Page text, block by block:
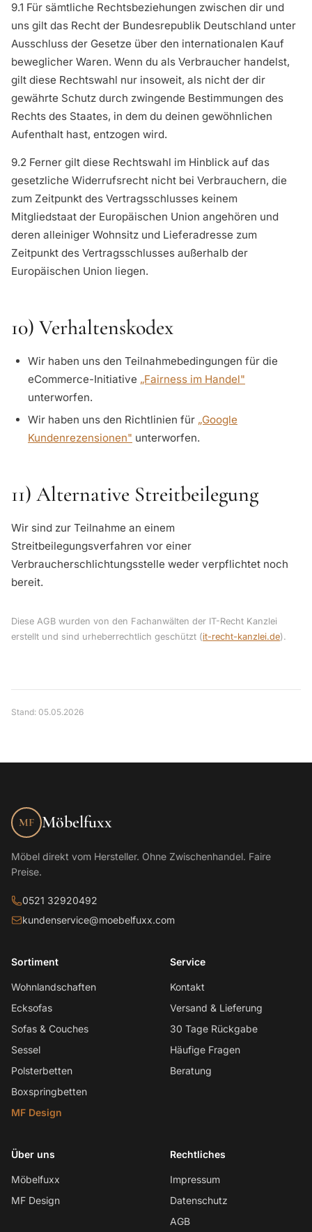
9.1 Für sämtliche Rechtsbeziehungen zwischen dir und
uns gilt das Recht der Bundesrepublik Deutschland unter
Ausschluss der Gesetze über den internationalen Kauf
beweglicher Waren. Wenn du als Verbraucher handelst,
gilt diese Rechtswahl nur insoweit, als nicht der dir
gewährte Schutz durch zwingende Bestimmungen des
Rechts des Staates, in dem du deinen gewöhnlichen
Aufenthalt hast, entzogen wird.
9.2 Ferner gilt diese Rechtswahl im Hinblick auf das
gesetzliche Widerrufsrecht nicht bei Verbrauchern, die
zum Zeitpunkt des Vertragsschlusses keinem
Mitgliedstaat der Europäischen Union angehören und
deren alleiniger Wohnsitz und Lieferadresse zum
Zeitpunkt des Vertragsschlusses außerhalb der
Europäischen Union liegen.
10) Verhaltenskodex
Wir haben uns den Teilnahmebedingungen für die
eCommerce-Initiative „Fairness im Handel"
unterworfen.
Wir haben uns den Richtlinien für „Google
Kundenrezensionen" unterworfen.
11) Alternative Streitbeilegung
Wir sind zur Teilnahme an einem
Streitbeilegungsverfahren vor einer
Verbraucherschlichtungsstelle weder verpflichtet noch
bereit.
Diese AGB wurden von den Fachanwälten der IT-Recht Kanzlei
erstellt und sind urheberrechtlich geschützt (it-recht-kanzlei.de).
Stand: 05.05.2026
MF Möbelfuxx
Möbel direkt vom Hersteller. Ohne Zwischenhandel. Faire
Preise.
0521 32920492
kundenservice@moebelfuxx.com
Sortiment
Wohnlandschaften
Ecksofas
Sofas & Couches
Sessel
Polsterbetten
Boxspringbetten
MF Design
Service
Kontakt
Versand & Lieferung
30 Tage Rückgabe
Häufige Fragen
Beratung
Über uns
Möbelfuxx
MF Design
Rechtliches
Impressum
Datenschutz
AGB